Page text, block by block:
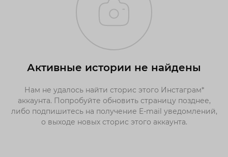
Активные истории не найдены
Нам не удалось найти сторис этого Инстаграм*
аккаунта. Попробуйте обновить страницу позднее,
либо подпишитесь на получение E-mail уведомлений,
о выходе новых сторис этого аккаунта.